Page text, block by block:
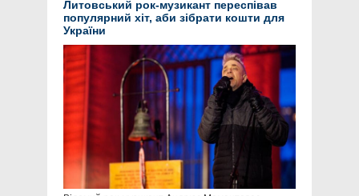
Литовський рок-музикант переспівав
популярний хіт, аби зібрати кошти для
України